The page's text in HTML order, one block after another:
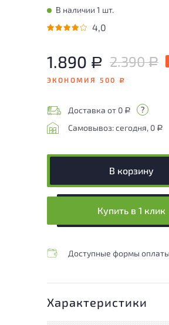
В наличии 1 шт.
4,0
1.890 Р 2.390Р
ЭКОНОМИЯ 500Р
Доставка от 0 Р
Самовывоз: сегодня, 0 Р
В корзину
Купить в 1 клик
Доступные формы оплаты
Характеристики